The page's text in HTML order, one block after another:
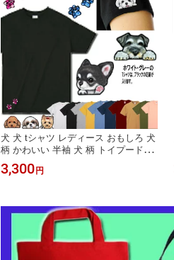
犬 犬 tシャツ レディース おもしろ 犬
柄 かわいい 半袖 犬 柄 トイプードル
シーズー ダックスフンド チワワ 柴犬
黒柴 黒 柴 フレンチブルドッグ シュ
日プレゼント 父の日
3,300円